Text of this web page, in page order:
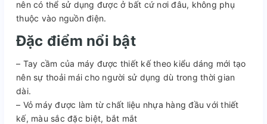
nên có thể sử dụng được ở bất cứ nơi đâu, không phụ
thuộc vào nguồn điện.
Đặc điểm nổi bật
– Tay cầm của máy được thiết kế theo kiểu dáng mới tạo
nên sự thoải mái cho người sử dụng dù trong thời gian
dài.
– Vỏ máy được làm từ chất liệu nhựa hàng đầu với thiết
kế, màu sắc đặc biệt, bắt mắt